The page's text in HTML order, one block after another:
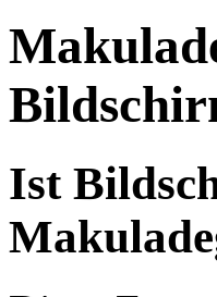
Ist